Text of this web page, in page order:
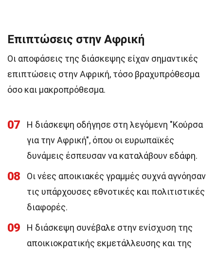
Επιπτώσεις στην Αφρική
Οι αποφάσεις της διάσκεψης είχαν σημαντικές
επιπτώσεις στην Αφρική, τόσο βραχυπρόθεσμα
όσο και μακροπρόθεσμα.
07
Η διάσκεψη οδήγησε στη λεγόμενη "Κούρσα
για την Αφρική", όπου οι ευρωπαϊκές
δυνάμεις έσπευσαν να καταλάβουν εδάφη.
08
Οι νέες αποικιακές γραμμές συχνά αγνόησαν
τις υπάρχουσες εθνοτικές και πολιτιστικές
διαφορές.
09
Η διάσκεψη συνέβαλε στην ενίσχυση της
αποικιοκρατικής εκμετάλλευσης και της